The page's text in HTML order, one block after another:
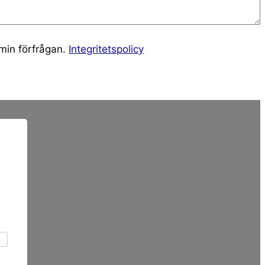
förfrågan. Integritetspolicy